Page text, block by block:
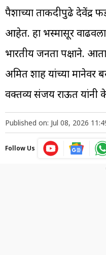
पैशाच्या ताकदीपुढे
आहेत. हा भस्मासूर
भारतीय जनता पक्षाने.
अमित शाह यांच्या मानेवर
वक्तव्य संजय राऊत यांनी
Published on: Jul 08, 2026
Follow Us